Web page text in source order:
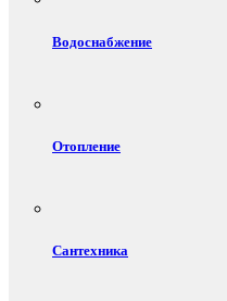
Водоснабжение
Отопление
Сантехника